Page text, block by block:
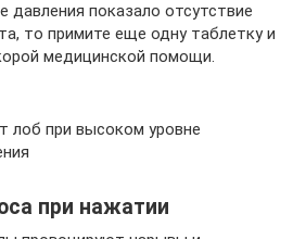
давления показало отсутствие
то примите еще одну таблетку и
медицинской помощи.
лоб при высоком уровне
при нажатии